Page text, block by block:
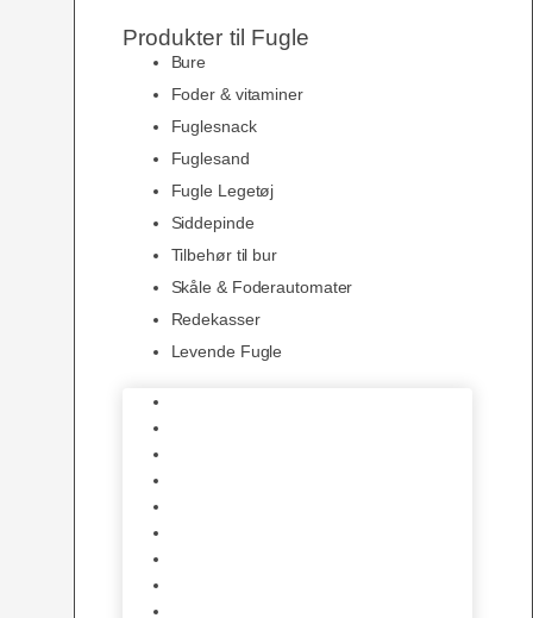
Produkter til Fugle
Bure
Foder & vitaminer
Fuglesnack
Fuglesand
Fugle Legetøj
Siddepinde
Tilbehør til bur
Skåle & Foderautomater
Redekasser
Levende Fugle